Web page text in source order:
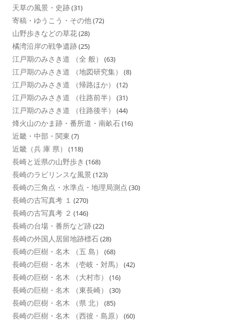
天草の風景・史跡(31)
寄稿・ゆうこう・その他(72)
山野歩きなどの草花(28)
橘湾沿岸の戦争遺跡(25)
江戸期のみさき道 （全 般） (63)
江戸期のみさき道 （地図研究集） (8)
江戸期のみさき道 （帰路ほか） (12)
江戸期のみさき道 （往路前半） (31)
江戸期のみさき道 （往路後半） (44)
烽火山のかま跡・番所道・南畝石(16)
近畿・中部・関東 (7)
近畿（兵 庫 県） (118)
長崎と近県の山野歩き (168)
長崎のラビリンスな風景 (123)
長崎の三角点・水準点・地理局測点 (30)
長崎の古写真考 １ (270)
長崎の古写真考 ２ (146)
長崎の台場・番所など跡(22)
長崎の外国人居留地跡標石(28)
長崎の巨樹・名木 （五 島） (68)
長崎の巨樹・名木 （壱岐・対馬） (42)
長崎の巨樹・名木 （大村市） (16)
長崎の巨樹・名木 （東長崎） (30)
長崎の巨樹・名木 （県 北） (85)
長崎の巨樹・名木 （西彼・島原） (60)